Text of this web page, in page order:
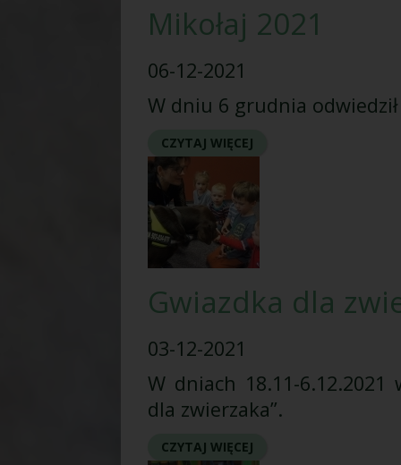
Mikołaj 2021
06-12-2021
W dniu 6 grudnia
CZYTAJ WIĘCEJ
Gwiazdka dla
03-12-2021
W dniach 18.11-
dla zwierzaka”.
CZYTAJ WIĘCEJ